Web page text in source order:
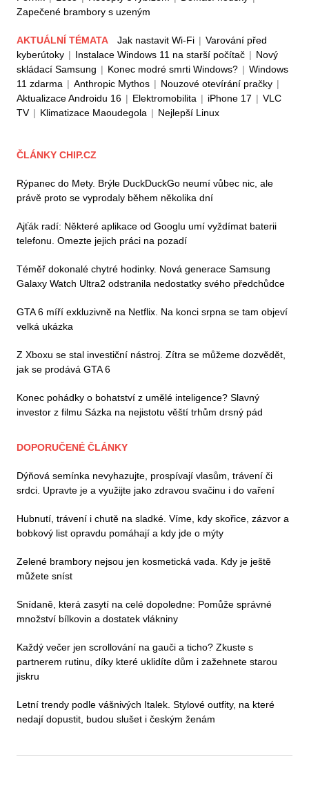
Zapečené brambory s uzeným
AKTUÁLNÍ TÉMATA Jak nastavit Wi-Fi | Varování před
kyberútoky | Instalace Windows 11 na starší počítač | Nový
skládací Samsung | Konec modré smrti Windows? | Windows
11 zdarma | Anthropic Mythos | Nouzové otevírání pračky |
Aktualizace Androidu 16 | Elektromobilita | iPhone 17 | VLC
TV | Klimatizace Maoudegola | Nejlepší Linux
ČLÁNKY CHIP.CZ
Rýpanec do Mety. Brýle DuckDuckGo neumí vůbec nic, ale
právě proto se vyprodaly během několika dní
Ajťák radí: Některé aplikace od Googlu umí vyždímat baterii
telefonu. Omezte jejich práci na pozadí
Téměř dokonalé chytré hodinky. Nová generace Samsung
Galaxy Watch Ultra2 odstranila nedostatky svého předchůdce
GTA 6 míří exkluzivně na Netflix. Na konci srpna se tam objeví
velká ukázka
Z Xboxu se stal investiční nástroj. Zítra se můžeme dozvědět,
jak se prodává GTA 6
Konec pohádky o bohatství z umělé inteligence? Slavný
investor z filmu Sázka na nejistotu věští trhům drsný pád
DOPORUČENÉ ČLÁNKY
Dýňová semínka nevyhazujte, prospívají vlasům, trávení či
srdci. Upravte je a využijte jako zdravou svačinu i do vaření
Hubnutí, trávení i chutě na sladké. Víme, kdy skořice, zázvor a
bobkový list opravdu pomáhají a kdy jde o mýty
Zelené brambory nejsou jen kosmetická vada. Kdy je ještě
můžete sníst
Snídaně, která zasytí na celé dopoledne: Pomůže správné
množství bílkovin a dostatek vlákniny
Každý večer jen scrollování na gauči a ticho? Zkuste s
partnerem rutinu, díky které uklidíte dům i zažehnete starou
jiskru
Letní trendy podle vášnivých Italek. Stylové outfity, na které
nedají dopustit, budou slušet i českým ženám